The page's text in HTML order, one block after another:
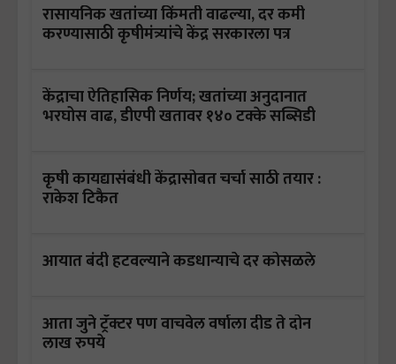
रासायनिक खतांच्या किंमती वाढल्या, दर कमी
करण्यासाठी कृषीमंत्र्यांचे केंद्र सरकारला पत्र
केंद्राचा ऐतिहासिक निर्णय; खतांच्या अनुदानात
भरघोस वाढ, डीएपी खतावर १४० टक्के सब्सिडी
कृषी कायद्यासंबंधी केंद्रासोबत चर्चा साठी तयार :
राकेश टिकैत
आयात बंदी हटवल्याने कडधान्याचे दर कोसळले
आता जुने ट्रॅक्टर पण वाचवेल वर्षाला दीड ते दोन
लाख रुपये